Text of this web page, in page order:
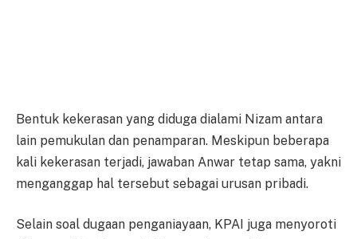
Bentuk kekerasan yang diduga dialami Nizam antara
lain pemukulan dan penamparan. Meskipun beberapa
kali kekerasan terjadi, jawaban Anwar tetap sama, yakni
menganggap hal tersebut sebagai urusan pribadi.
Selain soal dugaan penganiayaan, KPAI juga menyoroti